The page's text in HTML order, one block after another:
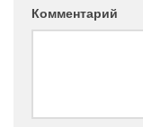
Комментарий